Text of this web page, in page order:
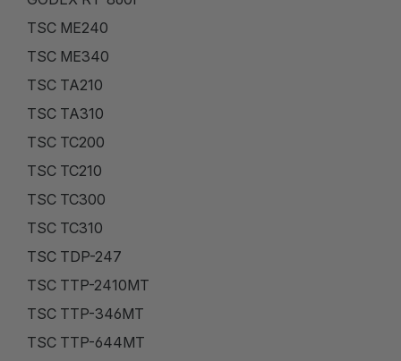
TSC ME240
TSC ME340
TSC TA210
TSC TA310
TSC TC200
TSC TC210
TSC TC300
TSC TC310
TSC TDP-247
TSC TTP-2410MT
TSC TTP-346MT
TSC TTP-644MT